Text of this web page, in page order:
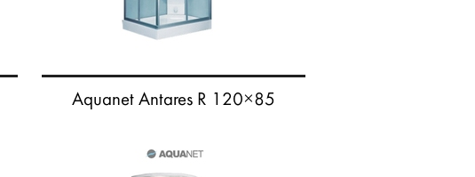
Aquanet Antares R 120×85